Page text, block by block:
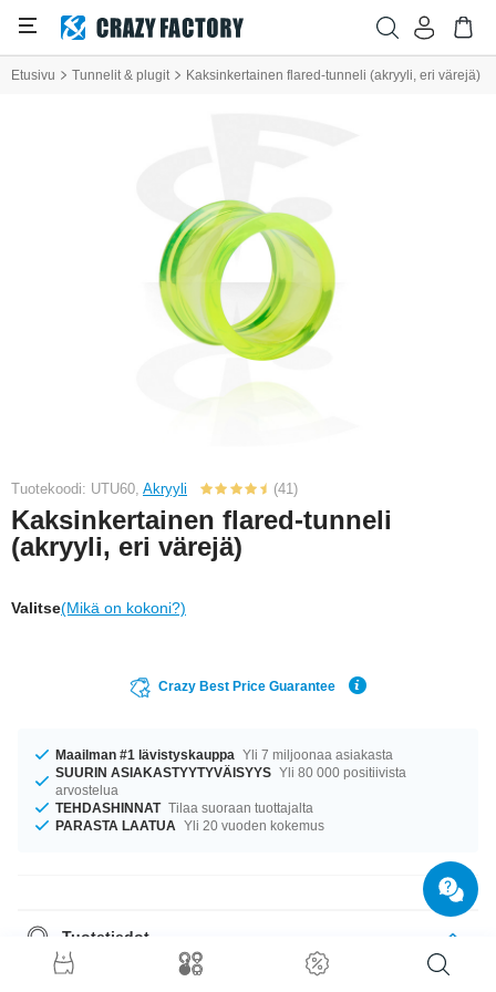
Etusivu Tunnelit & plugit Kaksinkertainen flared-tunneli (akryyli, eri värejä)
Tuotekoodi: UTU60, Akryyli (41)
Kaksinkertainen flared-tunneli
(akryyli, eri värejä)
Valitse(Mikä on kokoni?)
Crazy Best Price Guarantee
Maailman #1 lävistyskauppa Yli 7 miljoonaa asiakasta
SUURIN ASIAKASTYYTYVÄISYYS Yli 80 000 positiivista
arvostelua
TEHDASHINNAT Tilaa suoraan tuottajalta
PARASTA LAATUA Yli 20 vuoden kokemus
Tuotetiedot
Tämän tuubinkanssa ei voi mikään mennä vikaan. Meillä on nyt paljon